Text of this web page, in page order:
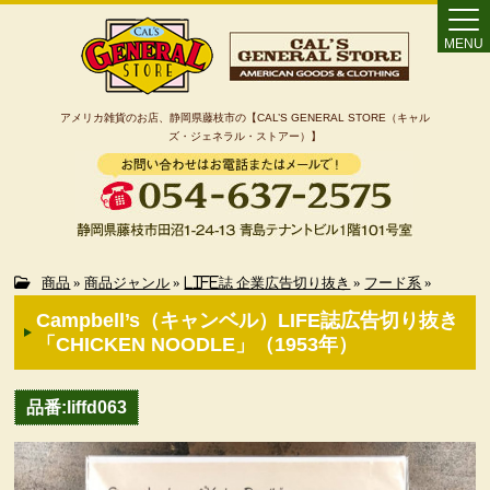
アメリカ雑貨のお店、静岡県藤枝市の【CAL’S GENERAL STORE（キャル
ズ・ジェネラル・ストアー）】
MENU
Home
カート
商品 » 商品ジャンル » LIFE誌 企業広告切り抜き » フード系 »
Campbell’s（キャンベル）LIFE誌広告切り抜き
「CHICKEN NOODLE」（1953年）
品番:liffd063